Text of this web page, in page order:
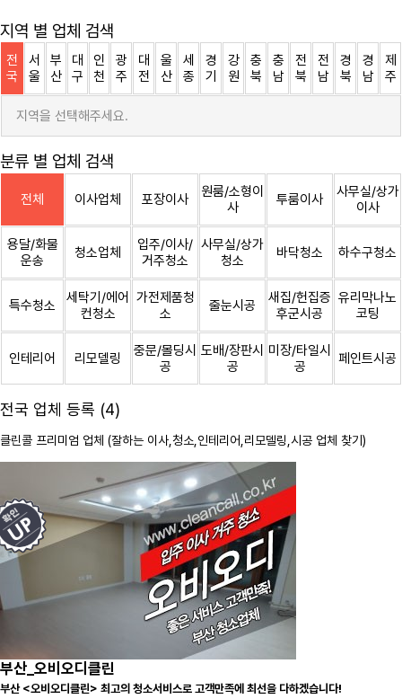
지역 별 업체 검색
전
국
서
울
부
산
대
구
인
천
광
주
대
전
울
산
세
종
경
기
강
원
충
북
충
남
전
북
전
남
경
북
경
남
제
주
지역을 선택해주세요.
분류 별 업체 검색
전체 이사업체 포장이사
원룸/소형이
사
투룸이사
사무실/상가
이사
용달/화물
운송
청소업체
입주/이사/
거주청소
사무실/상가
청소
바닥청소 하수구청소
특수청소
세탁기/에어
컨청소
가전제품청
소
줄눈시공
새집/헌집증
후군시공
유리막나노
코팅
인테리어 리모델링
중문/몰딩시
공
도배/장판시
공
미장/타일시
공
페인트시공
전국 업체 등록 (4)
클린콜 프리미엄 업체 (잘하는 이사, 청소 ,인테리어,리모델링,시공 업체 찾기)
부산_오비오디클린
부산 <오비오디클린> 최고의 청소서비스로 고객만족에 최선을 다하겠습니다!